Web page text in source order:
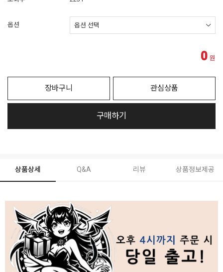
옵션
0 원
장바구니 관심상품
구매하기
상품상세 Q&A 리뷰 상품정보제공